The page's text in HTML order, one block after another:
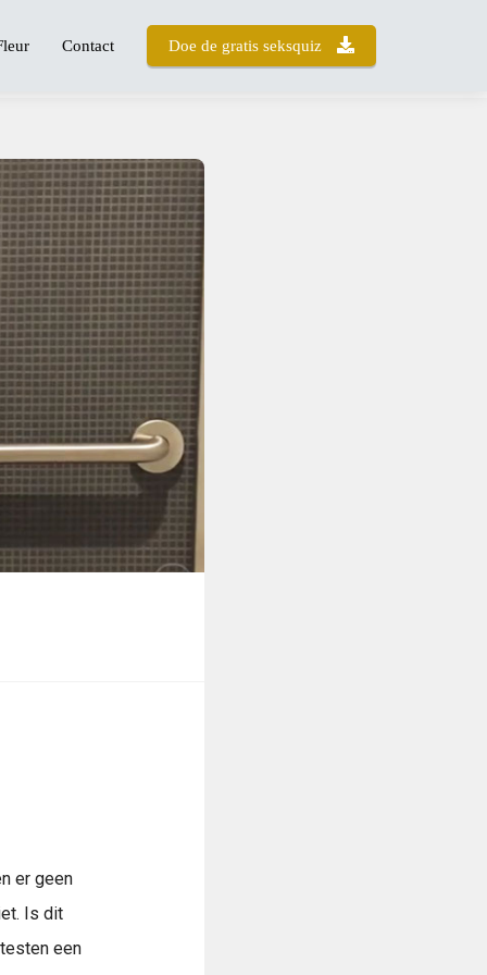
Contact Doe de gratis seksquiz
er geen
Is dit
een